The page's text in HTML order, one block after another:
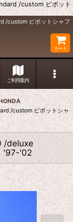
/custom ピボット
/custom ピボットシャフ
カート
ご利用案内
/custom ピボットシャ
/deluxe
'97-'02